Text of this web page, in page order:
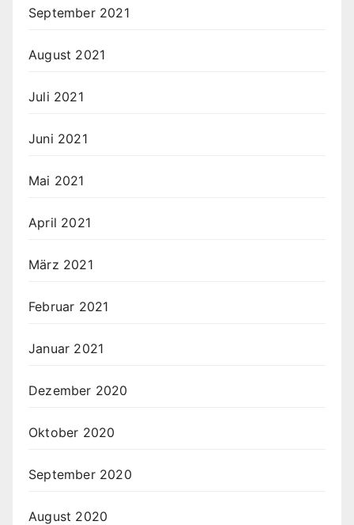
September 2021
August 2021
Juli 2021
Juni 2021
Mai 2021
April 2021
März 2021
Februar 2021
Januar 2021
Dezember 2020
Oktober 2020
September 2020
August 2020